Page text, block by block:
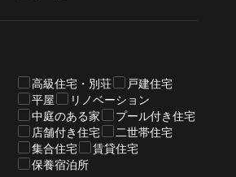
高級住宅・別荘
戸建住宅
平屋
リノベーション
中庭のある家
プール付き住宅
店舗付き住宅
二世帯住宅
集合住宅
賃貸住宅
保養宿泊所